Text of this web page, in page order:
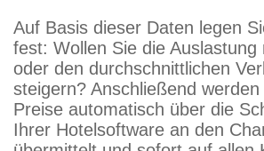
Auf Basis dieser Daten legen
fest: Wollen Sie die Auslastung
oder den durchschnittlichen
steigern? Anschließend
Preise automatisch über die
Ihrer Hotelsoftware an den